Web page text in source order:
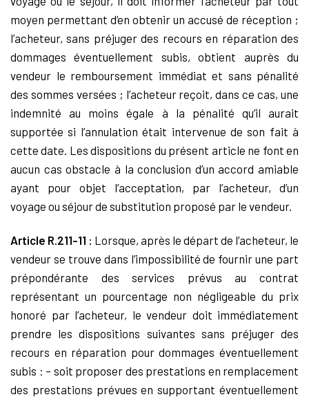
moyen permettant d’en obtenir un accusé de réception ;
l’acheteur, sans préjuger des recours en réparation des
dommages éventuellement subis, obtient auprès du
vendeur le remboursement immédiat et sans pénalité
des sommes versées ; l’acheteur reçoit, dans ce cas, une
indemnité au moins égale à la pénalité qu’il aurait
supportée si l’annulation était intervenue de son fait à
cette date. Les dispositions du présent article ne font en
aucun cas obstacle à la conclusion d’un accord amiable
ayant pour objet l’acceptation, par l’acheteur, d’un
voyage ou séjour de substitution proposé par le vendeur.
Article R.211-11 : Lorsque, après le départ de l’acheteur, le
vendeur se trouve dans l’impossibilité de fournir une part
prépondérante des services prévus au contrat
représentant un pourcentage non négligeable du prix
honoré par l’acheteur, le vendeur doit immédiatement
prendre les dispositions suivantes sans préjuger des
recours en réparation pour dommages éventuellement
subis : – soit proposer des prestations en remplacement
des prestations prévues en supportant éventuellement